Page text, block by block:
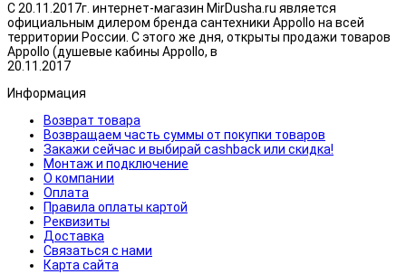
С 20.11.2017г. интернет-магазин MirDusha.ru является
официальным дилером бренда сантехники Appollo на всей
территории России. С этого же дня, открыты продажи товаров
Appollo (душевые кабины Appollo, в
20.11.2017
Информация
Возврат товара
Возвращаем часть суммы от покупки товаров
Закажи сейчас и выбирай cashback или скидка!
Монтаж и подключение
О компании
Оплата
Правила оплаты картой
Реквизиты
Доставка
Связаться с нами
Карта сайта